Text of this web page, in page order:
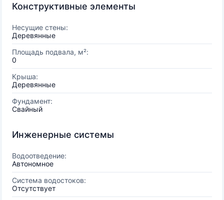
Конструктивные элементы
Несущие стены:
Деревянные
Площадь подвала, м²:
0
Крыша:
Деревянные
Фундамент:
Свайный
Инженерные системы
Водоотведение:
Автономное
Система водостоков:
Отсутствует